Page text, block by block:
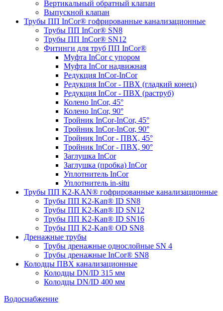
Вертикальный обратный клапан
Выпускной клапан
Трубы ПП InCor® гофри­рованные канализационные
Трубы ПП InCor® SN8
Трубы ПП InCor® SN12
Фитинги для труб ПП InCor®
Муфта InCor с упором
Муфта InCor надвижная
Редукция InCor-InCor
Редукция InCor - ПВХ (гладкий конец)
Редукция InCor - ПВХ (раструб)
Колено InCor, 45°
Колено InCor, 90°
Тройник InCor-InCor, 45°
Тройник InCor-InCor, 90°
Тройник InCor - ПВХ, 45°
Тройник InCor - ПВХ, 90°
Заглушка InCor
Заглушка (пробка) InCor
Уплотнитель InCor
Уплотнитель in-situ
Трубы ПП K2-KAN® гофри­рованные канализационные
Трубы ПП K2-Kan® ID SN8
Трубы ПП K2-Kan® ID SN12
Трубы ПП K2-Kan® ID SN16
Трубы ПП K2-Kan® OD SN8
Дренажные трубы
Трубы дренажные однослойные SN 4
Трубы дренажные InCor® SN8
Колодцы ПВХ канализационные
Колодцы DN/ID 315 мм
Колодцы DN/ID 400 мм
Водоснабжение